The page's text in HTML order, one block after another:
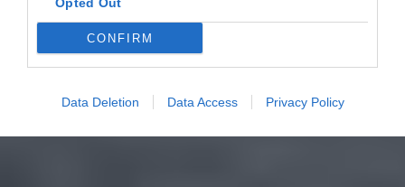
CONFIRM
Data Deletion Data Access Privacy Policy